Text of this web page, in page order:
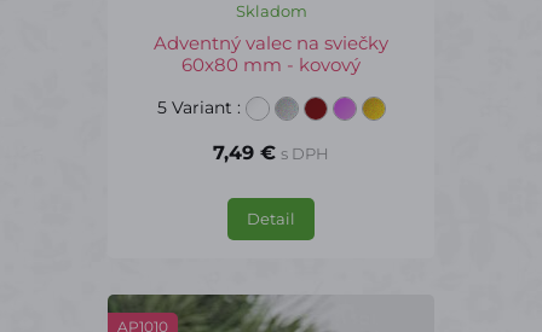
Skladom
Adventný valec na sviečky
60x80 mm - kovový
5 Variant :
7,49 € s DPH
Detail
AP1010